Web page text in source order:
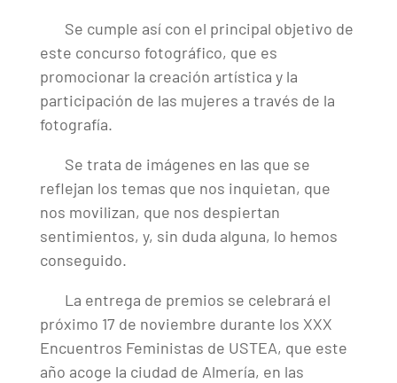
Se cumple así con el principal objetivo de
este concurso fotográfico, que es
promocionar la creación artística y la
participación de las mujeres a través de la
fotografía.
Se trata de imágenes en las que se
reflejan los temas que nos inquietan, que
nos movilizan, que nos despiertan
sentimientos, y, sin duda alguna, lo hemos
conseguido.
La entrega de premios se celebrará el
próximo 17 de noviembre durante los XXX
Encuentros Feministas de USTEA, que este
año acoge la ciudad de Almería, en las